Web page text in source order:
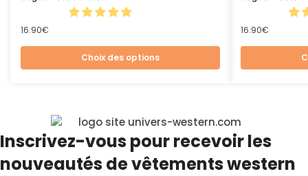
16.90€
Choix des options
16.90€
Inscrivez-vous pour recevoir les
nouveautés de vêtements western